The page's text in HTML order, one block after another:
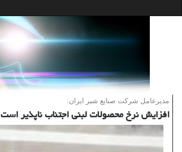
مدیرعامل شركت صنایع شیر ایران:
افزایش نرخ محصولات لبنی اجتناب ناپذیر است